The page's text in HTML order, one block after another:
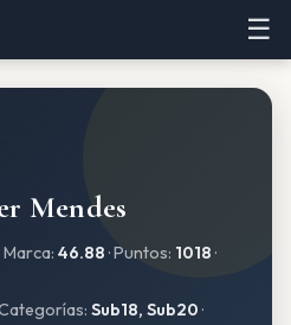
☰
Mendes
· Marca: 46.88 · Puntos: 1018 ·
Categorías: Sub18, Sub20 ·